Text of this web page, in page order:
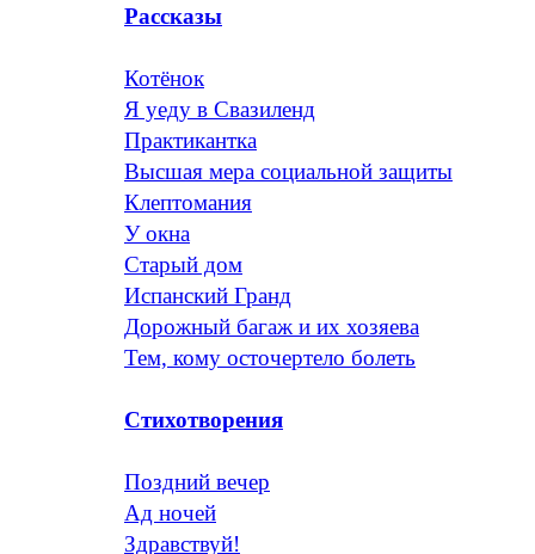
Рассказы
Котёнок
Я уеду в Свазиленд
Практикантка
Высшая мера социальной защиты
Клептомания
У окна
Старый дом
Испанский Гранд
Дорожный багаж и их хозяева
Тем, кому осточертело болеть
Стихотворения
Поздний вечер
Ад ночей
Здравствуй!